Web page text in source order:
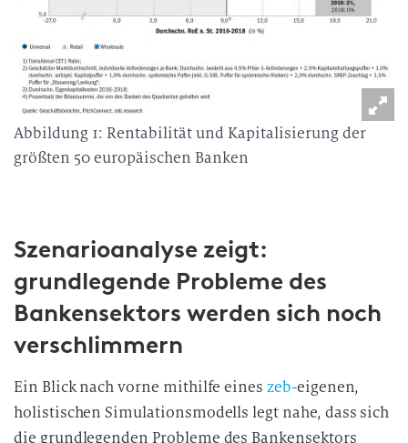
Abbildung 1: Rentabilität und Kapitalisierung der
größten 50 europäischen Banken
Szenarioanalyse zeigt:
grundlegende Probleme des
Bankensektors werden sich noch
verschlimmern
Ein Blick nach vorne mithilfe eineszeb-eigenen,
holistischen Simulationsmodells legt nahe, dass sich
die grundlegenden Probleme des Bankensektors